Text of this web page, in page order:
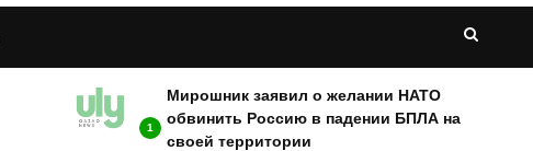
1
Мирошник заявил о желании НАТО
обвинить Россию в падении БПЛА на
своей территории